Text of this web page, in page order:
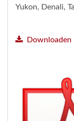
Yukon, Denali,
Downloaden